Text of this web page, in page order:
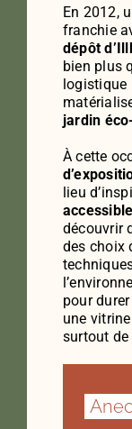
En 2012,
franchie
dépôt
bien plus
logistique
jardin
À cette
lieu
découvrir
des choix
pour
une
surtout de